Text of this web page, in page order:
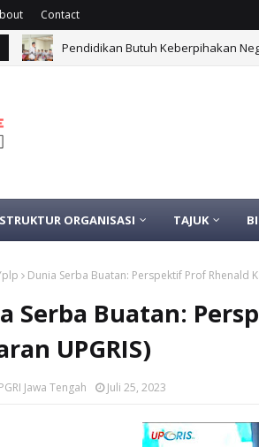
Contact
Pendidikan Butuh Keberpihakan
STRUKTUR ORGANISASI TAJUK
Dunia Serba Buatan: Perspektif Prof Rhenald
Serba Buatan:
UPGRIS)
Jawa Tengah Juli 25, 2023